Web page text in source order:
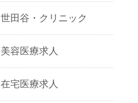
世田谷・クリニック
美容医療求人
在宅医療求人